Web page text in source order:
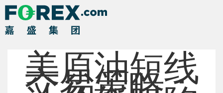
美原油短线